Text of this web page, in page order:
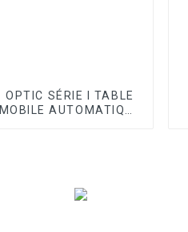
OPTIC SÉRIE I TABLE
MOBILE AUTOMATIQUE